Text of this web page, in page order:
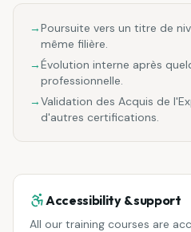
→Poursuite vers un titre de
même filière.
→Évolution interne après
professionnelle.
→Validation des Acquis de
d'autres certifications.
Accessibility & support
All our training courses are